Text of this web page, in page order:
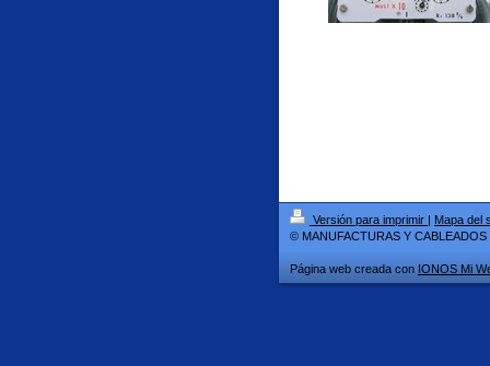
Versión para imprimir | Mapa del
© MANUFACTURAS Y CABLEADOS
Página web creada con IONOS Mi